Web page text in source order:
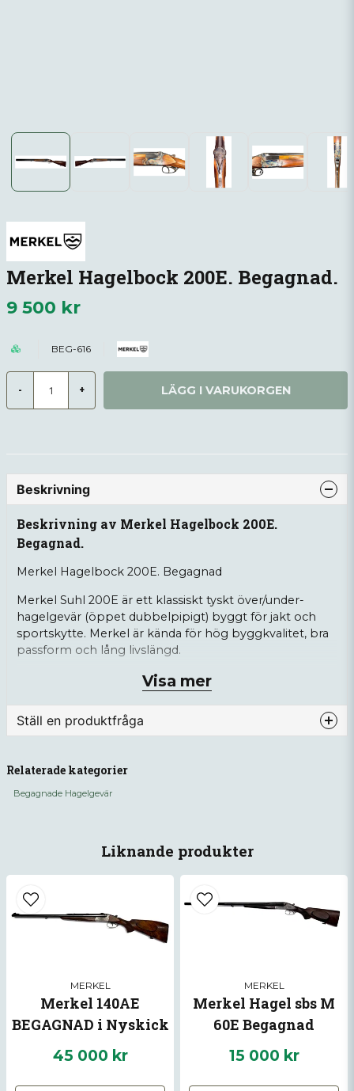
Merkel Hagelbock 200E. Begagnad.
9 500 kr
BEG-616
- + LÄGG I VARUKORGEN
Liknande produkter
MERKEL
Merkel 140AE
BEGAGNAD i Nyskick
45 000 kr
MERKEL
Merkel Hagel sbs M
60E Begagnad
15 000 kr
Beskrivning
Beskrivning av Merkel Hagelbock 200E.
Begagnad.
Merkel Hagelbock 200E. Begagnad
Merkel Suhl 200E är ett klassiskt tyskt över/under-
hagelgevär (öppet dubbelpipigt) byggt för jakt och
sportskytte. Merkel är kända för hög byggkvalitet, bra
passform och lång livslängd.
Typ: Över/under (över/under-hagel)
Avtryckare: Dubbelavtryck
Ejektor: Ja
Vikt: Ca 3,2–3,8 kg
Finish & stock: Fin valnötstock med bra
passform; låda i stål med dekorativ
gravyr
Visa mer
Ställ en produktfråga
Fråga oss något om denna produkten...
email
Mejladress
Ja, ni får publicera min fråga
Relaterade kategorier
Begagnade Hagelgevär